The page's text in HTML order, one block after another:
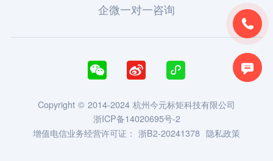


企微一对一咨询
  
Copyright © 2014-2024 杭州今元标矩科技有限公司
浙ICP备14020695号-2
增值电信业务经营许可证： 浙B2-20241378 隐私政策